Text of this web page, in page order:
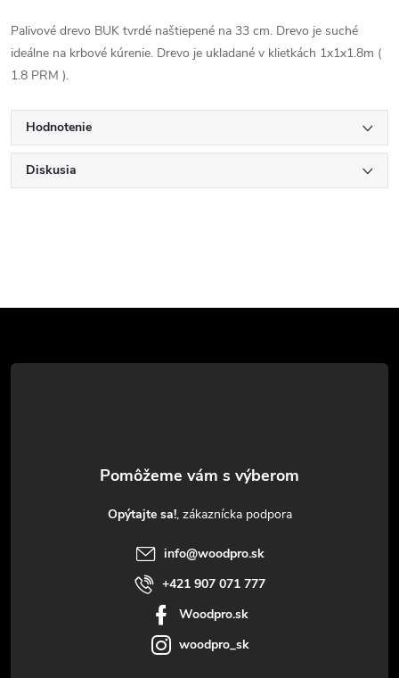
Palivové drevo BUK tvrdé naštiepené na 33 cm. Drevo je suché
ideálne na krbové kúrenie. Drevo je ukladané v klietkách 1x1x1.8m (
1.8 PRM ).
Hodnotenie
Diskusia
á
Opýtajte sa!
info@woodpro.sk
+421 907 071 777
Woodpro.sk
woodpro_sk